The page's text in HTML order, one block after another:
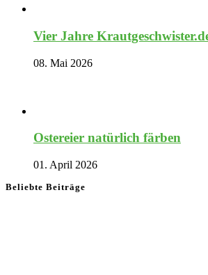
Vier Jahre
08. Mai 2026
Ostereier natürlich färben
01. April 2026
Beliebte Beiträge